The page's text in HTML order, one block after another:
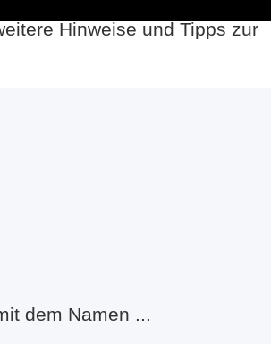
Hinweise und Tipps zur
dem Namen ...